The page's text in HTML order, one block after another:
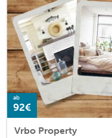
ab
92€
Vrbo Property